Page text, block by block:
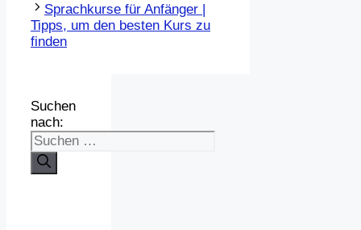
Sprachkurse für Anfänger |
Tipps, um den besten Kurs zu
finden
Suchen
nach: